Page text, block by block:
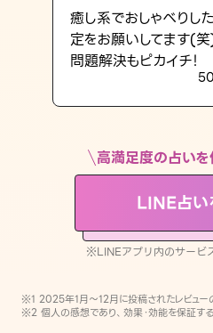
占い記事
LINE占いを開く
※LINEアプリ内のサービスページへ遷移します
癒し系でおしゃべりし
定をお願いしてます(
問題解決もピカイチ！
高満足度の占いを
LINE占い
※LINEアプリ内のサービ
※1 2025年1月〜12月に投稿されたレビュー
※2 個人の感想であり、効果・効能を保証す